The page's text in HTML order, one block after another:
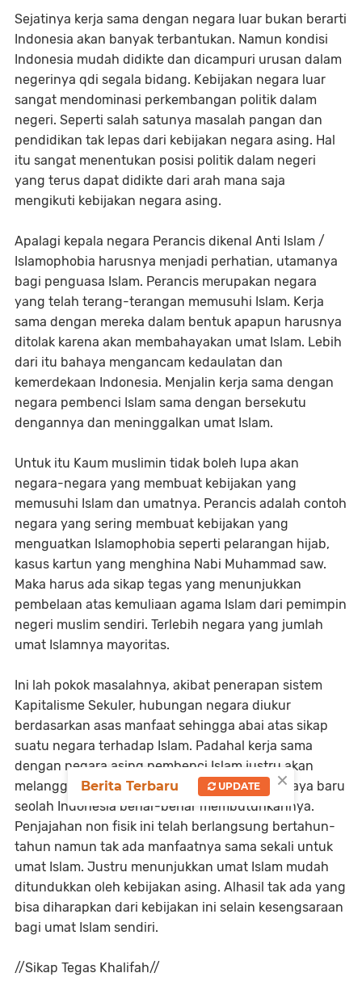
Sejatinya kerja sama dengan negara luar bukan berarti
Indonesia akan banyak terbantukan. Namun kondisi
Indonesia mudah didikte dan dicampuri urusan dalam
negerinya qdi segala bidang. Kebijakan negara luar
sangat mendominasi perkembangan politik dalam
negeri. Seperti salah satunya masalah pangan dan
pendidikan tak lepas dari kebijakan negara asing. Hal
itu sangat menentukan posisi politik dalam negeri
yang terus dapat didikte dari arah mana saja
mengikuti kebijakan negara asing.
Apalagi kepala negara Perancis dikenal Anti Islam /
Islamophobia harusnya menjadi perhatian, utamanya
bagi penguasa Islam. Perancis merupakan negara
yang telah terang-terangan memusuhi Islam. Kerja
sama dengan mereka dalam bentuk apapun harusnya
ditolak karena akan membahayakan umat Islam. Lebih
dari itu bahaya mengancam kedaulatan dan
kemerdekaan Indonesia. Menjalin kerja sama dengan
negara pembenci Islam sama dengan bersekutu
dengannya dan meninggalkan umat Islam.
Untuk itu Kaum muslimin tidak boleh lupa akan
negara-negara yang membuat kebijakan yang
memusuhi Islam dan umatnya. Perancis adalah contoh
negara yang sering membuat kebijakan yang
menguatkan Islamophobia seperti pelarangan hijab,
kasus kartun yang menghina Nabi Muhammad saw.
Maka harus ada sikap tegas yang menunjukkan
pembelaan atas kemuliaan agama Islam dari pemimpin
negeri muslim sendiri. Terlebih negara yang jumlah
umat Islamnya mayoritas.
Ini lah pokok masalahnya, akibat penerapan sistem
Kapitalisme Sekuler, hubungan negara diukur
berdasarkan asas manfaat sehingga abai atas sikap
suatu negara terhadap Islam. Padahal kerja sama
dengan negara asing pembenci Islam justru akan
melanggengkan bentuk penjajahan dengan gaya baru
seolah Indonesia benar-benar membutuhkannya.
Penjajahan non fisik ini telah berlangsung bertahun-
tahun namun tak ada manfaatnya sama sekali untuk
umat Islam. Justru menunjukkan umat Islam mudah
ditundukkan oleh kebijakan asing. Alhasil tak ada yang
bisa diharapkan dari kebijakan ini selain kesengsaraan
bagi umat Islam sendiri.
//Sikap Tegas Khalifah//
×
Berita Terbaru UPDATE